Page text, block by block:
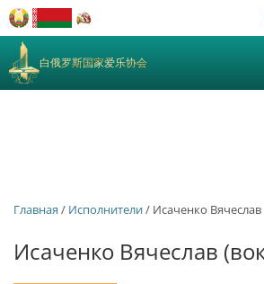
白俄罗斯国家爱乐协会
Главная / Исполнители/ Исаченко Вячеслав
Исаченко Вячеслав